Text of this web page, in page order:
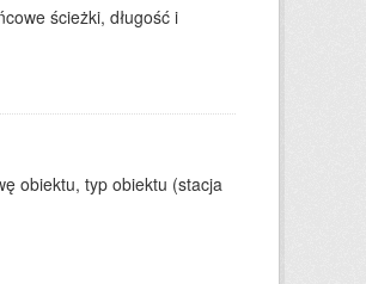
ścieżki, długość i
obiektu, typ obiektu (stacja